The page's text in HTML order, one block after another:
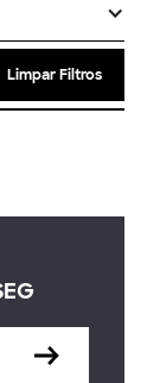
Limpar Filtros